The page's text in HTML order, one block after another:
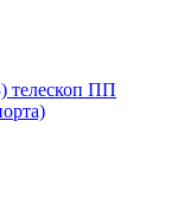
телескоп ПП